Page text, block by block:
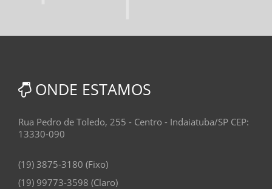
ONDE ESTAMOS
Rua Pedro de Toledo, 255 - Centro - Indaiatuba/SP CEP:
13330-090
(19) 3875-3180 (Fixo)
(19) 99773-3598 (Claro)